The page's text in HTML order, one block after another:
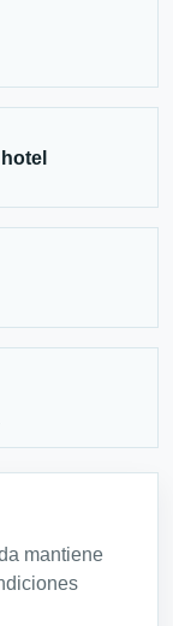
mantiene